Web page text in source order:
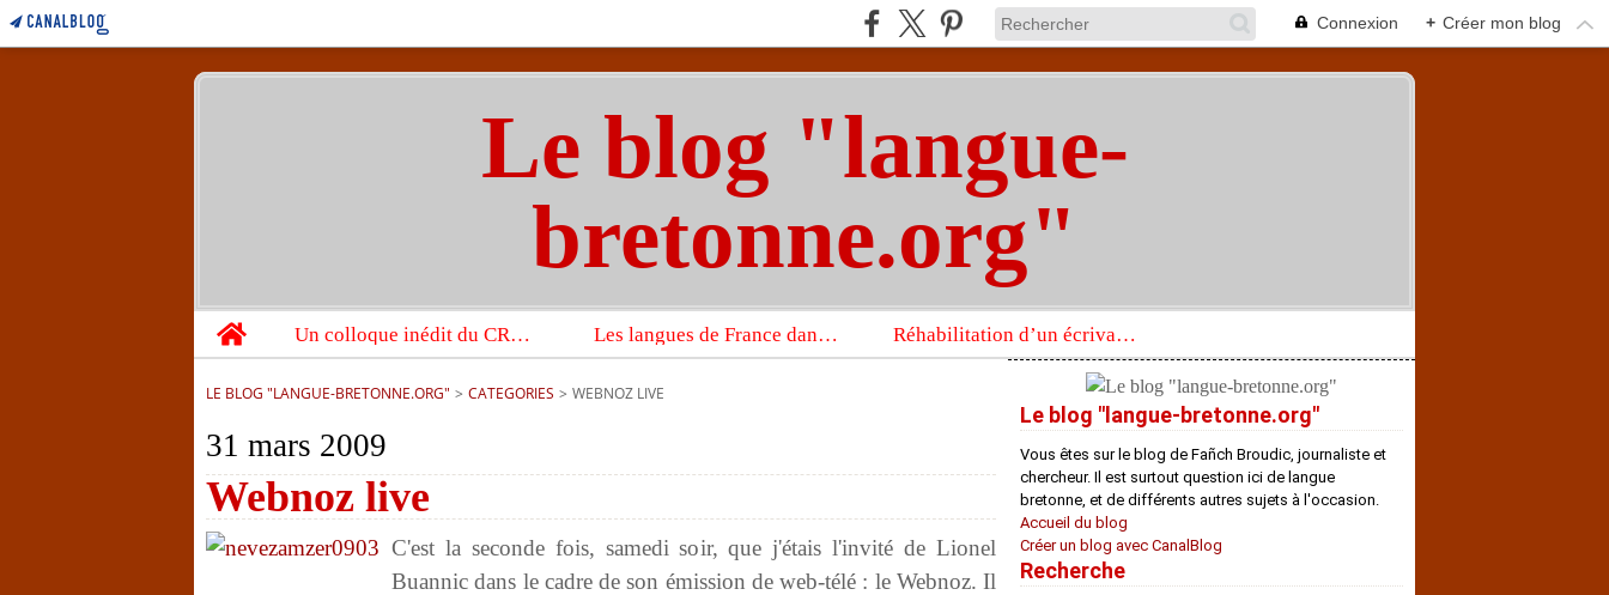
Connexion + Créer mon blog
Le blog "langue-
bretonne.org"
Home
Un colloque inédit du CRBC sur les victimes de l’année 1944 Les langues de France dans un imposant ouvrage sur la langue française que publient les Presses universitaires d’Oxford Réhabilitation d’un écrivain de langue bretonne aujourd’hui mal connu et méconnu
LE BLOG "LANGUE-BRETONNE.ORG" > CATEGORIES > WEBNOZ LIVE
31 mars 2009
Webnoz live
C'est la seconde fois, samedi soir, que j'étais l'invité de Lionel
Buannic dans le cadre de son émission de web-télé : le Webnoz. Il
Le blog "langue-bretonne.org"
Vous êtes sur le blog de Fañch Broudic, journaliste et
chercheur. Il est surtout question ici de langue
bretonne, et de différents autres sujets à l'occasion.
Accueil du blog
Créer un blog avec CanalBlog
Recherche